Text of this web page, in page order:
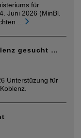
für
Juni 2026 (MinBl.
gesucht …
Unterstüzung für